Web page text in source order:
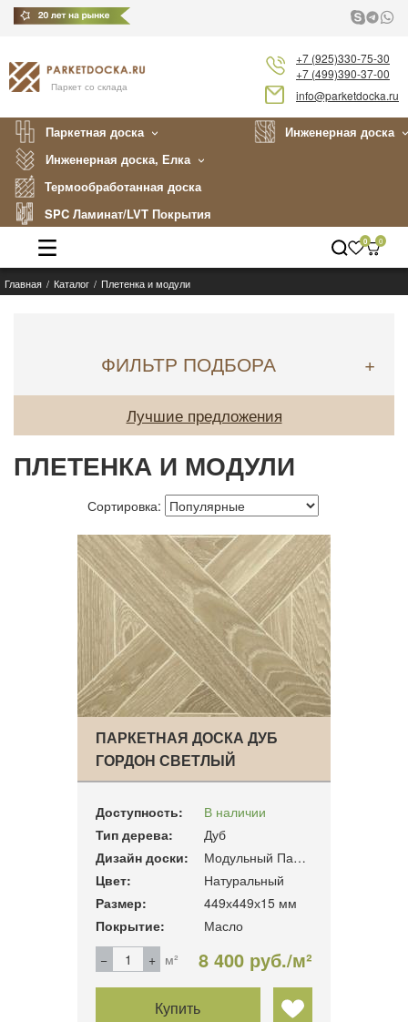
Паркет со склада
+7 (925)330-75-30
+7 (499)390-37-00
info@parketdocka.ru
Паркетная доска
Инженерная доска
Инженерная доска, Елка
Термообработанная доска
SPC Ламинат/LVT Покрытия
Каталог
Примеры работ
О нас
Покупателям
0 0
Главная Каталог Плетенка и модули
ФИЛЬТР ПОДБОРА +
Лучшие предложения
ПЛЕТЕНКА И МОДУЛИ
Сортировка:
ПАРКЕТНАЯ ДОСКА ДУБ
ГОРДОН СВЕТЛЫЙ
Доступность:
В наличии
Тип дерева:
Дуб
Дизайн доски:
Модульный Паркет
Цвет:
Натуральный
Размер:
449х449х15 мм
Покрытие:
Масло
м²
8 400 руб./м²
Купить